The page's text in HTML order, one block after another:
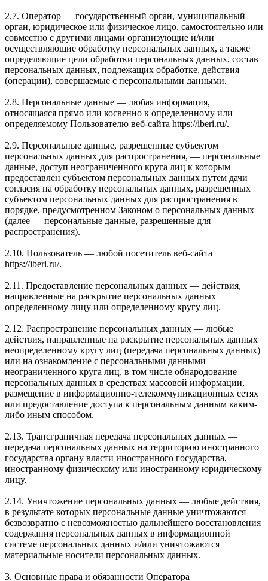
2.7. Оператор — государственный орган, муниципальный
орган, юридическое или физическое лицо, самостоятельно или
совместно с другими лицами организующие и/или
осуществляющие обработку персональных данных, а также
определяющие цели обработки персональных данных, состав
персональных данных, подлежащих обработке, действия
(операции), совершаемые с персональными данными.
2.8. Персональные данные — любая информация,
относящаяся прямо или косвенно к определенному или
определяемому Пользователю веб-сайта https://iberi.ru/.
2.9. Персональные данные, разрешенные субъектом
персональных данных для распространения, — персональные
данные, доступ неограниченного круга лиц к которым
предоставлен субъектом персональных данных путем дачи
согласия на обработку персональных данных, разрешенных
субъектом персональных данных для распространения в
порядке, предусмотренном Законом о персональных данных
(далее — персональные данные, разрешенные для
распространения).
2.10. Пользователь — любой посетитель веб-сайта
https://iberi.ru/.
2.11. Предоставление персональных данных — действия,
направленные на раскрытие персональных данных
определенному лицу или определенному кругу лиц.
2.12. Распространение персональных данных — любые
действия, направленные на раскрытие персональных данных
неопределенному кругу лиц (передача персональных данных)
или на ознакомление с персональными данными
неограниченного круга лиц, в том числе обнародование
персональных данных в средствах массовой информации,
размещение в информационно-телекоммуникационных сетях
или предоставление доступа к персональным данным каким-
либо иным способом.
2.13. Трансграничная передача персональных данных —
передача персональных данных на территорию иностранного
государства органу власти иностранного государства,
иностранному физическому или иностранному юридическому
лицу.
2.14. Уничтожение персональных данных — любые действия,
в результате которых персональные данные уничтожаются
безвозвратно с невозможностью дальнейшего восстановления
содержания персональных данных в информационной
системе персональных данных и/или уничтожаются
материальные носители персональных данных.
3. Основные права и обязанности Оператора